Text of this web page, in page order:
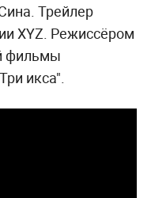
Трейлер
XYZ. Режиссёром
фильмы
икса".